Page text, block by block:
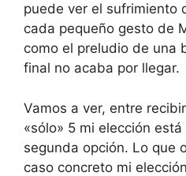
puede ver el sufrimiento
cada pequeño gesto de
como el preludio de una
final no acaba por llegar.
Vamos a ver, entre
«sólo» 5 mi elección
segunda opción. Lo que
caso concreto mi